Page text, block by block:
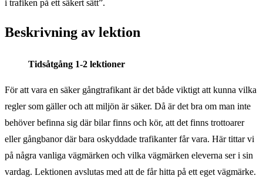
i trafiken på ett säkert sätt”.
Beskrivning av lektion
Tidsåtgång 1-2 lektioner
För att vara en säker gångtrafikant är det både viktigt att kunna vilka
regler som gäller och att miljön är säker. Då är det bra om man inte
behöver befinna sig där bilar finns och kör, att det finns trottoarer
eller gångbanor där bara oskyddade trafikanter får vara. Här tittar vi
på några vanliga vägmärken och vilka vägmärken eleverna ser i sin
vardag. Lektionen avslutas med att de får hitta på ett eget vägmärke.